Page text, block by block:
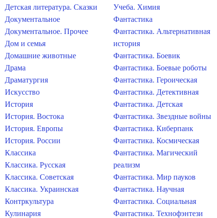
Детская литература. Сказки
Документальное
Документальное. Прочее
Дом и семья
Домашние животные
Драма
Драматургия
Искусство
История
История. Востока
История. Европы
История. России
Классика
Классика. Русская
Классика. Советская
Классика. Украинская
Контркультура
Кулинария
Учеба. Химия
Фантастика
Фантастика. Альтернативная
история
Фантастика. Боевик
Фантастика. Боевые роботы
Фантастика. Героическая
Фантастика. Детективная
Фантастика. Детская
Фантастика. Звездные войны
Фантастика. Киберпанк
Фантастика. Космическая
Фантастика. Магический
реализм
Фантастика. Мир пауков
Фантастика. Научная
Фантастика. Социальная
Фантастика. Технофэнтези